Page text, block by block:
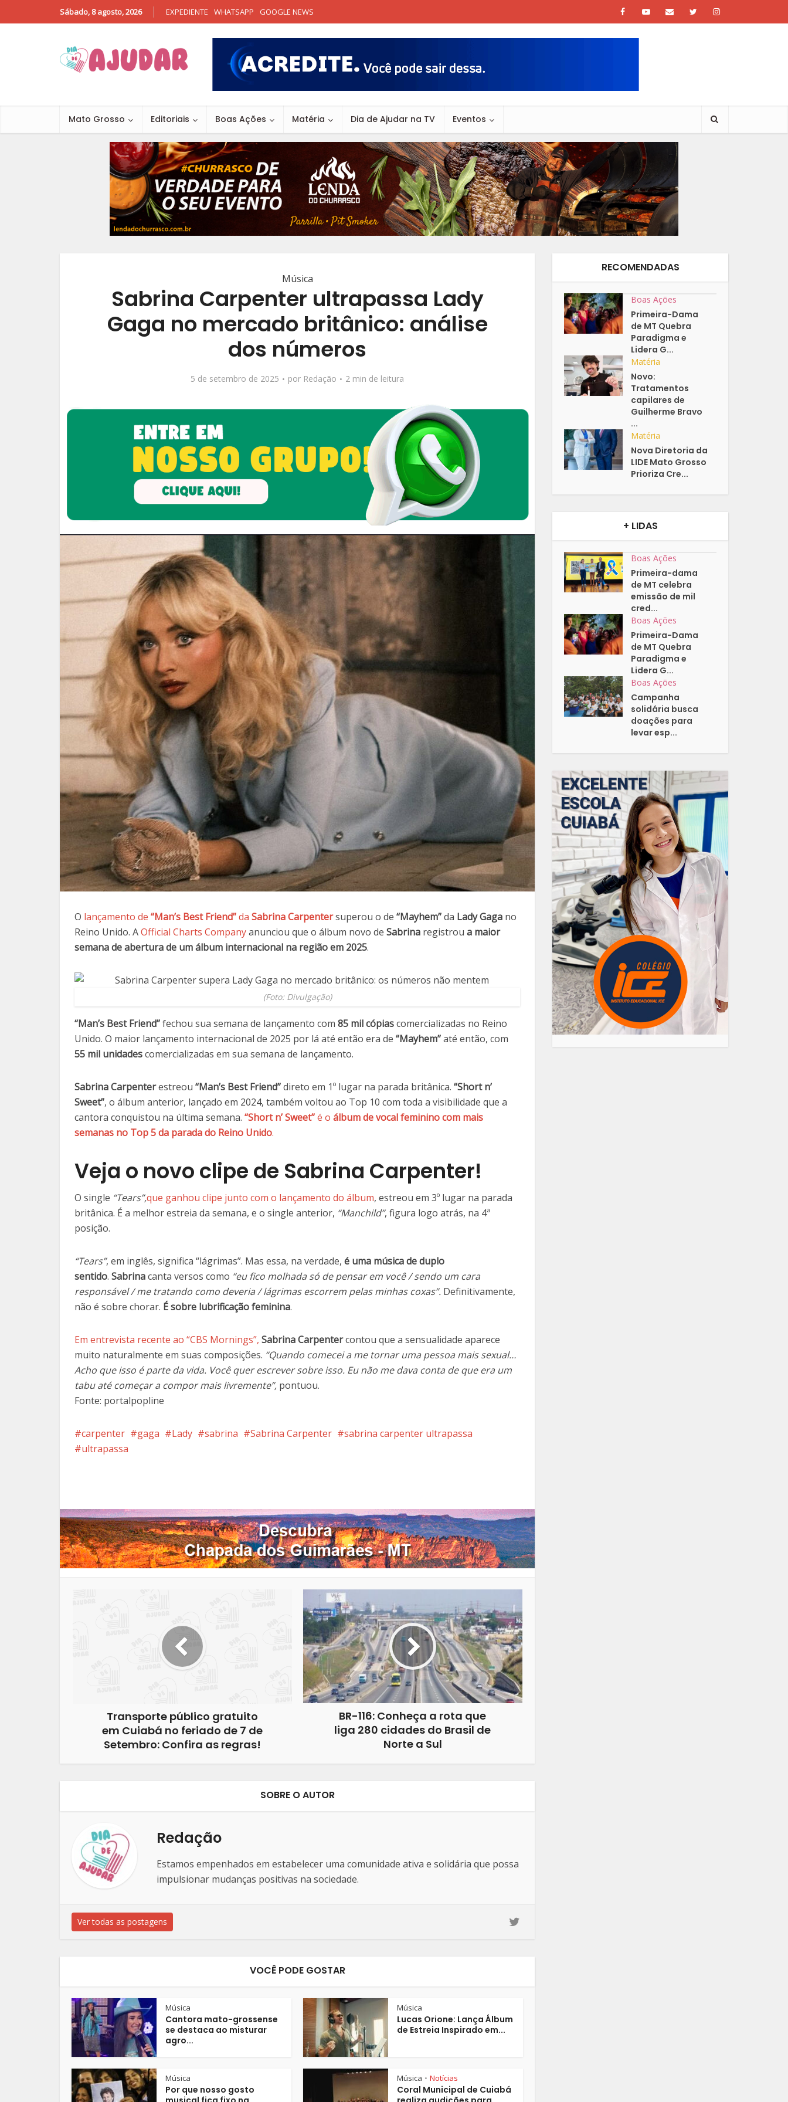
Sábado, 8 agosto, 2026 EXPEDIENTE WHATSAPP GOOGLE NEWS
Mato Grosso Editoriais Boas Ações Matéria Dia de Ajudar na TV Eventos
Música
Sabrina Carpenter ultrapassa Lady
Gaga no mercado britânico: análise
dos números
5 de setembro de 2025 por Redação 2 min de leitura
O lançamento de “Man’s Best Friend”da Sabrina Carpentersuperou o de “Mayhem”da Lady Gaga no
Reino Unido. AOfficial Charts Companyanunciou que o álbum novo de Sabrina registrou a maior
semana de abertura de um álbum internacional na região em 2025.
(Foto: Divulgação)
“Man’s Best Friend”fechou sua semana de lançamento com 85 mil cópiascomercializadas no Reino
Unido. O maior lançamento internacional de 2025 por lá até então era de “Mayhem”até então, com
55 mil unidadescomercializadas em sua semana de lançamento.
Sabrina Carpenterestreou “Man’s Best Friend”direto em 1º lugar na parada britânica. “Short n’
Sweet”, o álbum anterior, lançado em 2024, também voltou ao Top 10 com toda a visibilidade que a
cantora conquistou na última semana. “Short n’ Sweet”é o álbum de vocal feminino com mais
semanas no Top 5 da parada do Reino Unido.
Veja o novo clipe de Sabrina Carpenter!
O single “Tears”,que ganhou clipe junto com o lançamento do álbum, estreou em 3º lugar na parada
britânica. É a melhor estreia da semana, e o single anterior, “Manchild”, figura logo atrás, na 4ª
posição.
“Tears”, em inglês, significa “lágrimas”. Mas essa, na verdade, é uma música de duplo
sentido. Sabrinacanta versos como “eu fico molhada só de pensar em você / sendo um cara
responsável / me tratando como deveria / lágrimas escorrem pelas minhas coxas”. Definitivamente,
não é sobre chorar. É sobre lubrificação feminina.
Em entrevista recente ao “CBS Mornings”, Sabrina Carpentercontou que a sensualidade aparece
muito naturalmente em suas composições. “Quando comecei a me tornar uma pessoa mais sexual…
Acho que isso é parte da vida. Você quer escrever sobre isso. Eu não me dava conta de que era um
tabu até começar a compor mais livremente”, pontuou.
Fonte: portalpopline
carpenter gaga Lady sabrina Sabrina Carpenter
sabrina carpenter ultrapassa
ultrapassa
Transporte público gratuito
em Cuiabá no feriado de 7 de
Setembro: Confira as regras!
BR-116: Conheça a rota que
liga 280 cidades do Brasil de
Norte a Sul
SOBRE O AUTOR
Redação
Estamos empenhados em estabelecer uma comunidade ativa e solidária que possa
impulsionar mudanças positivas na sociedade.
Ver todas as postagens
VOCÊ PODE GOSTAR
Música
Cantora mato-grossense
se destaca ao misturar
agro...
Música
Lucas Orione: Lança Álbum
de Estreia Inspirado em...
Música
Por que nosso gosto
Música • Notícias
Coral Municipal de Cuiabá
RECOMENDADAS
Boas Ações
Primeira-Dama
de MT Quebra
Paradigma e
Lidera G...
Matéria
Novo:
Tratamentos
capilares de
Guilherme Bravo
...
Matéria
Nova Diretoria da
LIDE Mato Grosso
Prioriza Cre...
+ LIDAS
Boas Ações
Primeira-dama
de MT celebra
emissão de mil
cred...
Boas Ações
Primeira-Dama
de MT Quebra
Paradigma e
Lidera G...
Boas Ações
Campanha
solidária busca
doações para
levar esp...